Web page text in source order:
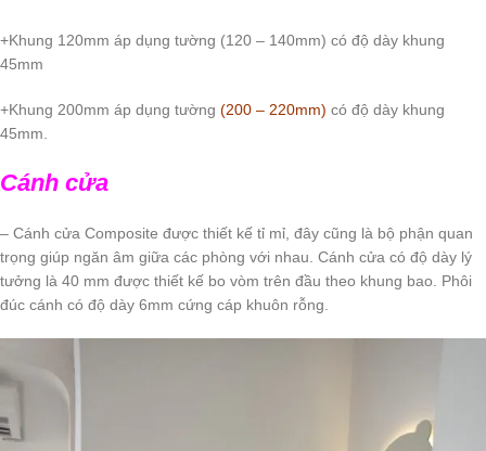
+Khung 120mm áp dụng tường (120 – 140mm) có độ dày khung
45mm
+Khung 200mm áp dụng tường (200 – 220mm) có độ dày khung
45mm.
Cánh cửa
– Cánh cửa Composite được thiết kế tỉ mỉ, đây cũng là bộ phận quan
trọng giúp ngăn âm giữa các phòng với nhau. Cánh cửa có độ dày lý
tưởng là 40 mm được thiết kế bo vòm trên đầu theo khung bao. Phôi
đúc cánh có độ dày 6mm cứng cáp khuôn rỗng.